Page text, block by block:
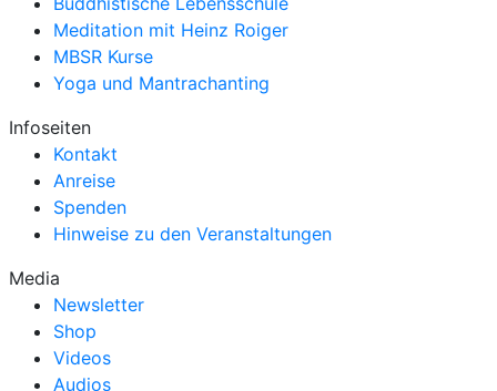
Meditation mit Heinz Roiger
MBSR Kurse
Yoga und Mantrachanting
Infoseiten
Kontakt
Anreise
Spenden
Hinweise zu den Veranstaltungen
Media
Newsletter
Shop
Videos
Audios